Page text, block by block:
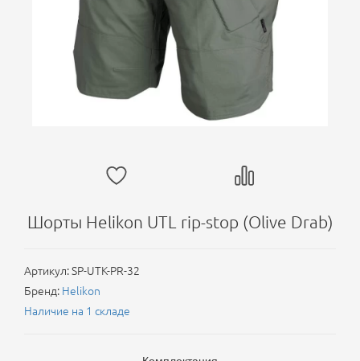
Шорты Helikon UTL rip-stop (Olive Drab)
Артикул:SP-UTK-PR-32
Бренд: Helikon
Наличие на 1 складе